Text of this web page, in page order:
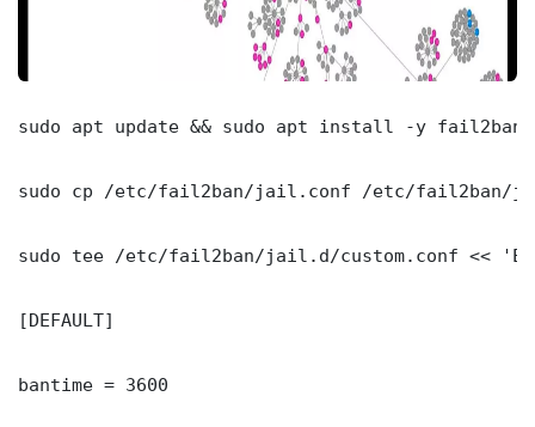
sudo apt update && sudo apt install -y fail2ban
sudo cp /etc/fail2ban/jail.conf /etc/fail2ban/
sudo tee /etc/fail2ban/jail.d/custom.conf <<
[DEFAULT]
bantime = 3600